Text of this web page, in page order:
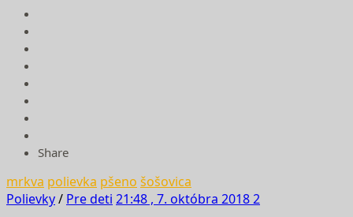
Share
mrkva polievka pšeno šošovica
Polievky/ Pre deti 21:48 , 7. októbra 20182